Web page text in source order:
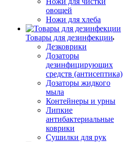
овощей
Ножи для хлеба
Товары для дезинфекции
Дезковрики
Дозаторы
дезинфицирующих
средств (антисептика)
Дозаторы жидкого
мыла
Контейнеры и урны
Липкие
антибактериальные
коврики
Сушилки для рук